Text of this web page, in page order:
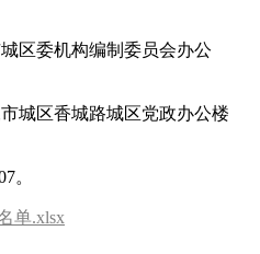
委机构编制委员会办公
区香城路城区党政办公楼
。
单.xlsx